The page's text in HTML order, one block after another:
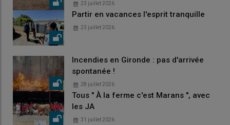
23 juillet 2026
Partir en vacances l'esprit tranquille
23 juillet 2026
Incendies en Gironde : pas d'arrivée
spontanée !
28 juillet 2026
Tous " À la ferme c'est Marans ", avec
les JA
31 juillet 2026